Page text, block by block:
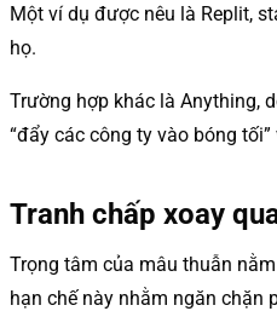
Một ví dụ được nêu là Replit,
họ.
Trường hợp khác là Anything,
“đẩy các công ty vào bóng
Tranh chấp xoay
Trọng tâm của mâu thuẫn
hạn chế này nhằm ngăn chặn